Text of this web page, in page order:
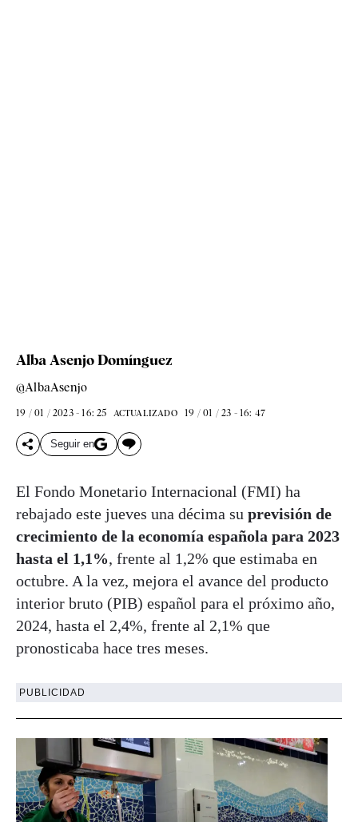
Alba Asenjo Domínguez
@AlbaAsenjo
19 / 01 / 2023 - 16: 25 ACTUALIZADO 19 / 01 / 23 - 16: 47
Seguir en
El Fondo Monetario Internacional (FMI) ha
rebajado este jueves una décima su previsión de
crecimiento de la economía española para 2023
hasta el 1,1%, frente al 1,2% que estimaba en
octubre. A la vez, mejora el avance del producto
interior bruto (PIB) español para el próximo año,
2024, hasta el 2,4%, frente al 2,1% que
pronosticaba hace tres meses.
PUBLICIDAD